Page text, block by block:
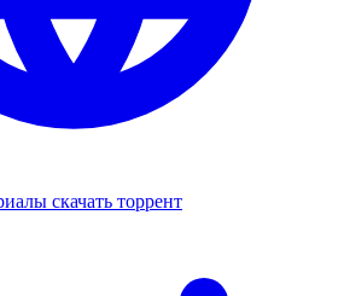
скачать торрент